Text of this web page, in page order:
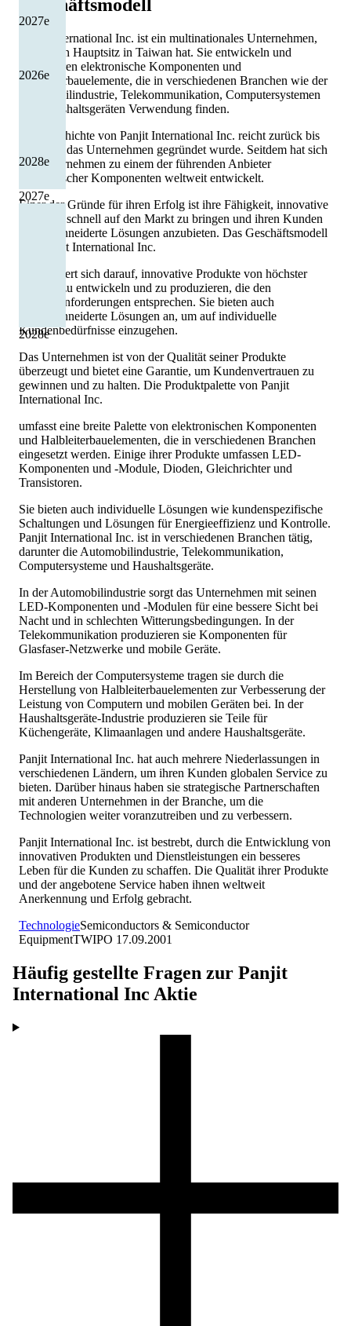
2027e
2028e
2026e
2027e
2028e
Geschäftsmodell
Panjit International Inc. ist ein multinationales Unternehmen,
das seinen Hauptsitz in Taiwan hat. Sie entwickeln und
produzieren elektronische Komponenten und
Halbleiterbauelemente, die in verschiedenen Branchen wie der
Automobilindustrie, Telekommunikation, Computersystemen
und Haushaltsgeräten Verwendung finden.
Die Geschichte von Panjit International Inc. reicht zurück bis
1986, als das Unternehmen gegründet wurde. Seitdem hat sich
das Unternehmen zu einem der führenden Anbieter
elektronischer Komponenten weltweit entwickelt.
Einer der Gründe für ihren Erfolg ist ihre Fähigkeit, innovative
Produkte schnell auf den Markt zu bringen und ihren Kunden
maßgeschneiderte Lösungen anzubieten. Das Geschäftsmodell
von Panjit International Inc.
konzentriert sich darauf, innovative Produkte von höchster
Qualität zu entwickeln und zu produzieren, die den
Kundenanforderungen entsprechen. Sie bieten auch
maßgeschneiderte Lösungen an, um auf individuelle
Kundenbedürfnisse einzugehen.
Das Unternehmen ist von der Qualität seiner Produkte
überzeugt und bietet eine Garantie, um Kundenvertrauen zu
gewinnen und zu halten. Die Produktpalette von Panjit
International Inc.
umfasst eine breite Palette von elektronischen Komponenten
und Halbleiterbauelementen, die in verschiedenen Branchen
eingesetzt werden. Einige ihrer Produkte umfassen LED-
Komponenten und -Module, Dioden, Gleichrichter und
Transistoren.
Sie bieten auch individuelle Lösungen wie kundenspezifische
Schaltungen und Lösungen für Energieeffizienz und Kontrolle.
Panjit International Inc. ist in verschiedenen Branchen tätig,
darunter die Automobilindustrie, Telekommunikation,
Computersysteme und Haushaltsgeräte.
In der Automobilindustrie sorgt das Unternehmen mit seinen
LED-Komponenten und -Modulen für eine bessere Sicht bei
Nacht und in schlechten Witterungsbedingungen. In der
Telekommunikation produzieren sie Komponenten für
Glasfaser-Netzwerke und mobile Geräte.
Im Bereich der Computersysteme tragen sie durch die
Herstellung von Halbleiterbauelementen zur Verbesserung der
Leistung von Computern und mobilen Geräten bei. In der
Haushaltsgeräte-Industrie produzieren sie Teile für
Küchengeräte, Klimaanlagen und andere Haushaltsgeräte.
Panjit International Inc. hat auch mehrere Niederlassungen in
verschiedenen Ländern, um ihren Kunden globalen Service zu
bieten. Darüber hinaus haben sie strategische Partnerschaften
mit anderen Unternehmen in der Branche, um die
Technologien weiter voranzutreiben und zu verbessern.
Panjit International Inc. ist bestrebt, durch die Entwicklung von
innovativen Produkten und Dienstleistungen ein besseres
Leben für die Kunden zu schaffen. Die Qualität ihrer Produkte
und der angebotene Service haben ihnen weltweit
Anerkennung und Erfolg gebracht.
TechnologieSemiconductors & Semiconductor
EquipmentTWIPO 17.09.2001
Häufig gestellte Fragen zur Panjit
International Inc Aktie